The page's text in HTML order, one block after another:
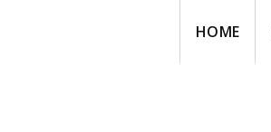
HOME